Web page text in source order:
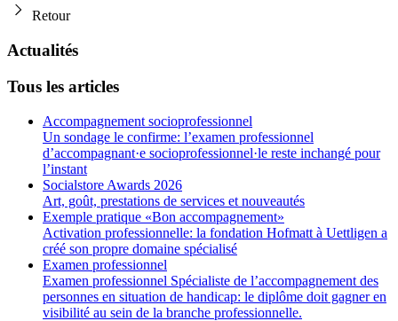
Retour
Actualités
Tous les articles
Accompagnement socioprofessionnel
Un sondage le confirme: l’examen professionnel
d’accompagnant·e socioprofessionnel·le reste inchangé pour
l’instant
Socialstore Awards 2026
Art, goût, prestations de services et nouveautés
Exemple pratique «Bon accompagnement»
Activation professionnelle: la fondation Hofmatt à Uettligen a
créé son propre domaine spécialisé
Examen professionnel
Examen professionnel Spécialiste de l’accompagnement des
personnes en situation de handicap: le diplôme doit gagner en
visibilité au sein de la branche professionnelle.